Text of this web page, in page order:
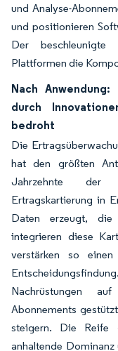
und Analyse-
und positionieren
Der
Plattformen die
Nach
durch
bedroht
Die
hat den größten
Jahrzehnte der
Ertragskartierung in
Daten erzeugt, die
integrieren diese
verstärken so einen
Nachrüstungen
Abonnements
steigern. Die Reife
anhaltende